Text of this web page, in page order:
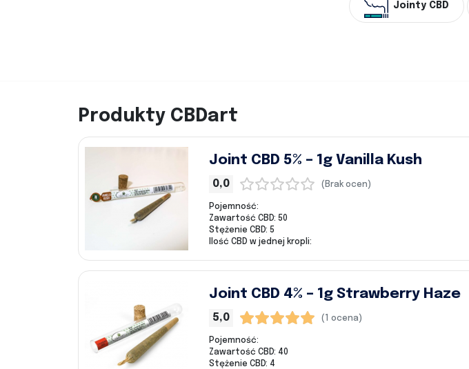
Jointy CBD
Produkty CBDart
Joint CBD 5% – 1g Vanilla Kush
0,0 (Brak ocen)
Pojemność:
Zawartość CBD: 50
Stężenie CBD: 5
Ilość CBD w jednej kropli:
Joint CBD 4% – 1g Strawberry Haze
5,0 (1 ocena)
Pojemność:
Zawartość CBD: 40
Stężenie CBD: 4